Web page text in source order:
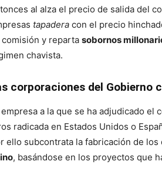
al alza el precio de salida del
tapadera con el precio
comisión y reparta sobornos
chavista.
corporaciones del Gobierno
empresa a la que se ha adjudicado el
radicada en Estados Unidos o
ello subcontrata la fabricación de los
, basándose en los proyectos que